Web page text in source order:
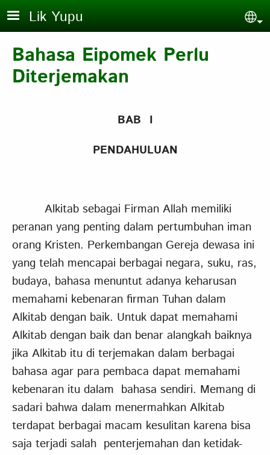
Skip to main content
Lik Yupu
Bahasa Eipomek Perlu
Diterjemakan
BAB I
PENDAHULUAN
Alkitab sebagai Firman Allah memiliki
peranan yang penting dalam pertumbuhan iman
orang Kristen. Perkembangan Gereja dewasa ini
yang telah mencapai berbagai negara, suku, ras,
budaya, bahasa menuntut adanya keharusan
memahami kebenaran firman Tuhan dalam
Alkitab dengan baik. Untuk dapat memahami
Alkitab dengan baik dan benar alangkah baiknya
jika Alkitab itu di terjemakan dalam berbagai
bahasa agar para pembaca dapat memahami
kebenaran itu dalam bahasa sendiri. Memang di
sadari bahwa dalam menermahkan Alkitab
terdapat berbagai macam kesulitan karena bisa
saja terjadi salah penterjemahan dan ketidak-